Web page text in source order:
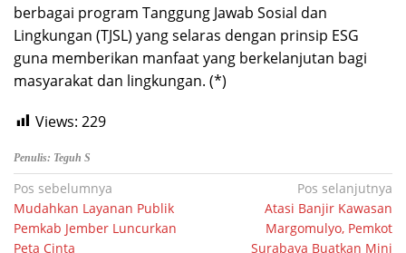
berbagai program Tanggung Jawab Sosial dan
Lingkungan (TJSL) yang selaras dengan prinsip ESG
guna memberikan manfaat yang berkelanjutan bagi
masyarakat dan lingkungan. (*)
Views: 229
Penulis: Teguh S
Navigasi
pos
Pos sebelumnya
Mudahkan Layanan Publik
Pemkab Jember Luncurkan
Peta Cinta
Pos selanjutnya
Atasi Banjir Kawasan
Margomulyo, Pemkot
Surabaya Buatkan Mini